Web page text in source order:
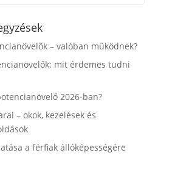
– valóban működnek?
mit érdemes tudni
2026-ban?
– okok, kezelések és
a férfiak állóképességére